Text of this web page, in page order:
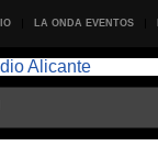
LA ONDA EVENTOS